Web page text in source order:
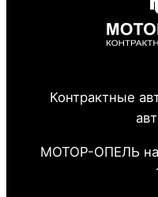
Контрактные
МОТОР-ОПЕЛЬ на